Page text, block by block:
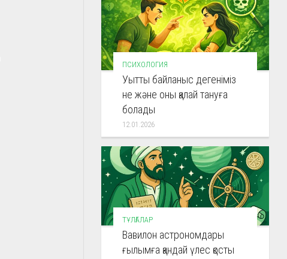
ПСИХОЛОГИЯ
Уытты байланыс дегеніміз
не және оны қалай тануға
болады
12.01.2026
ТҰЛҒАЛАР
Вавилон астрономдары
ғылымға қандай үлес қосты